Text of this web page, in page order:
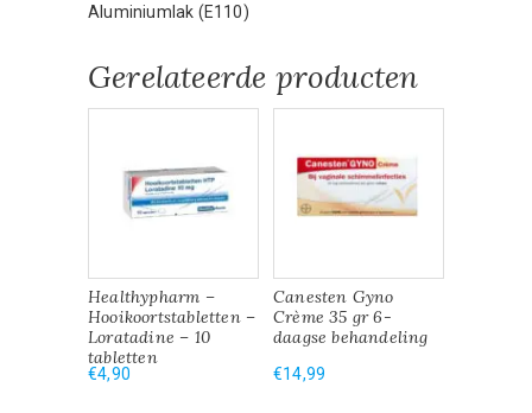
Aluminiumlak (E110)
Gerelateerde producten
Healthypharm –
Hooikoortstabletten –
Loratadine – 10
tabletten
€4,90
Canesten Gyno
Crème 35 gr 6-
daagse behandeling
€14,99